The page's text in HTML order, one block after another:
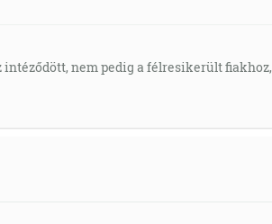
intéződött, nem pedig a félresikerült fiakhoz,